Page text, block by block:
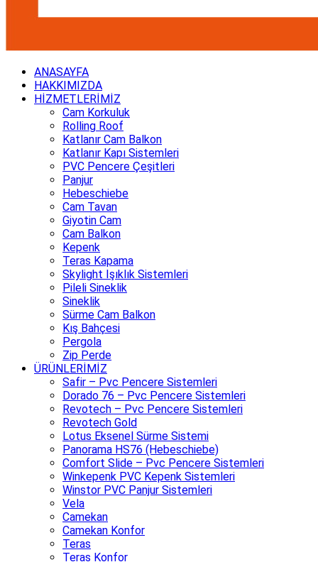
ANASAYFA
HAKKIMIZDA
HİZMETLERİMİZ
Cam Korkuluk
Rolling Roof
Katlanır Cam Balkon
Katlanır Kapı Sistemleri
PVC Pencere Çeşitleri
Panjur
Hebeschiebe
Cam Tavan
Giyotin Cam
Cam Balkon
Kepenk
Teras Kapama
Skylight Işıklık Sistemleri
Pileli Sineklik
Sineklik
Sürme Cam Balkon
Kış Bahçesi
Pergola
Zip Perde
ÜRÜNLERİMİZ
Safir – Pvc Pencere Sistemleri
Dorado 76 – Pvc Pencere Sistemleri
Revotech – Pvc Pencere Sistemleri
Revotech Gold
Lotus Eksenel Sürme Sistemi
Panorama HS76 (Hebeschiebe)
Comfort Slide – Pvc Pencere Sistemleri
Winkepenk PVC Kepenk Sistemleri
Winstor PVC Panjur Sistemleri
Vela
Camekan
Camekan Konfor
Teras
Teras Konfor